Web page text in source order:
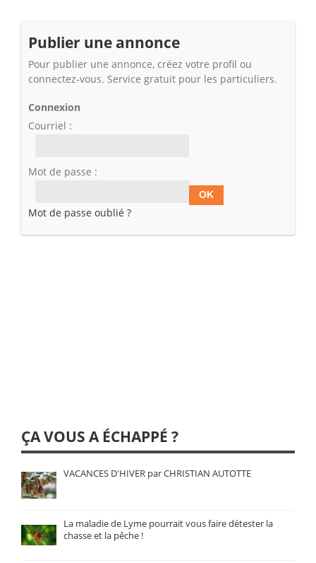
Publier une annonce
Pour publier une annonce, créez votre profil ou
connectez-vous. Service gratuit pour les particuliers.
Connexion
Courriel :
Mot de passe :
Mot de passe oublié ?
ÇA VOUS A ÉCHAPPÉ ?
VACANCES D'HIVER par CHRISTIAN AUTOTTE
La maladie de Lyme pourrait vous faire détester la
chasse et la pêche !